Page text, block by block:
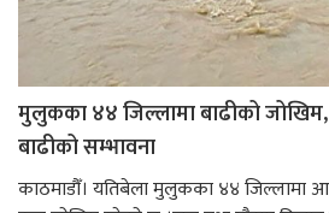
मुलुकका ४४ जिल्लामा बाढीको
बाढीको सम्भावना
काठमाडौँ। यतिबेला मुलुकका ४४ जिल्लामा